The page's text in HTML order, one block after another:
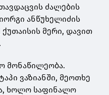
ძალების
ანწუხელიძის
მერი, დავით
მონაწილეობა.
ვაზიანში, მეოთხე
ხოლო საფინალო